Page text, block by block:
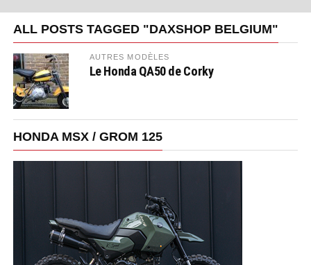
ALL POSTS TAGGED "DAXSHOP BELGIUM"
AUTRES MODÈLES
Le Honda QA50 de Corky
HONDA MSX / GROM 125